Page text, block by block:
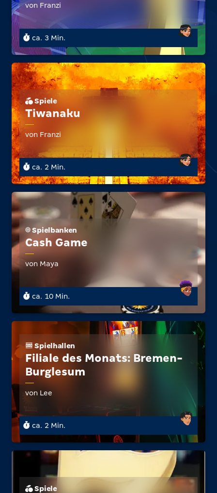
von Franzi
ca. 3 Min.
Spiele
Tiwanaku
von Franzi
ca. 2 Min.
Spielbanken
Cash Game
von Maya
ca. 10 Min.
Spielhallen
Filiale des Monats: Bremen-
Burglesum
von Lee
ca. 2 Min.
Spiele